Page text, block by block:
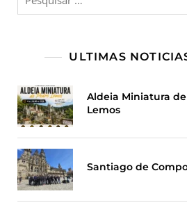
ULTIMAS
Aldeia Miniatura
Lemos
Santiago de